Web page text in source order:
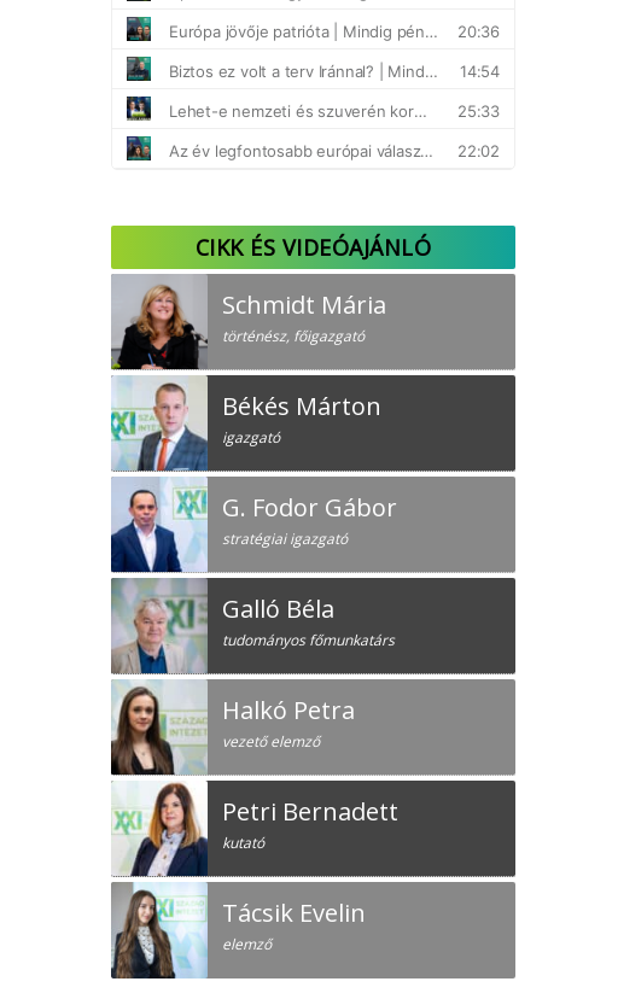
CIKK ÉS VIDEÓAJÁNLÓ
Schmidt Mária
történész, főigazgató
Békés Márton
igazgató
G. Fodor Gábor
stratégiai igazgató
Galló Béla
tudományos főmunkatárs
Halkó Petra
vezető elemző
Petri Bernadett
kutató
Tácsik Evelin
elemző